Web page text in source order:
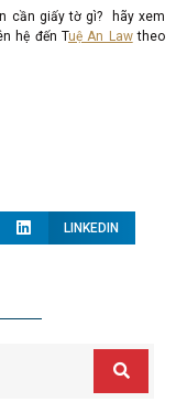
cần giấy tờ gì? hãy xem
hệ đến Tuệ An Lawtheo
LINKEDIN